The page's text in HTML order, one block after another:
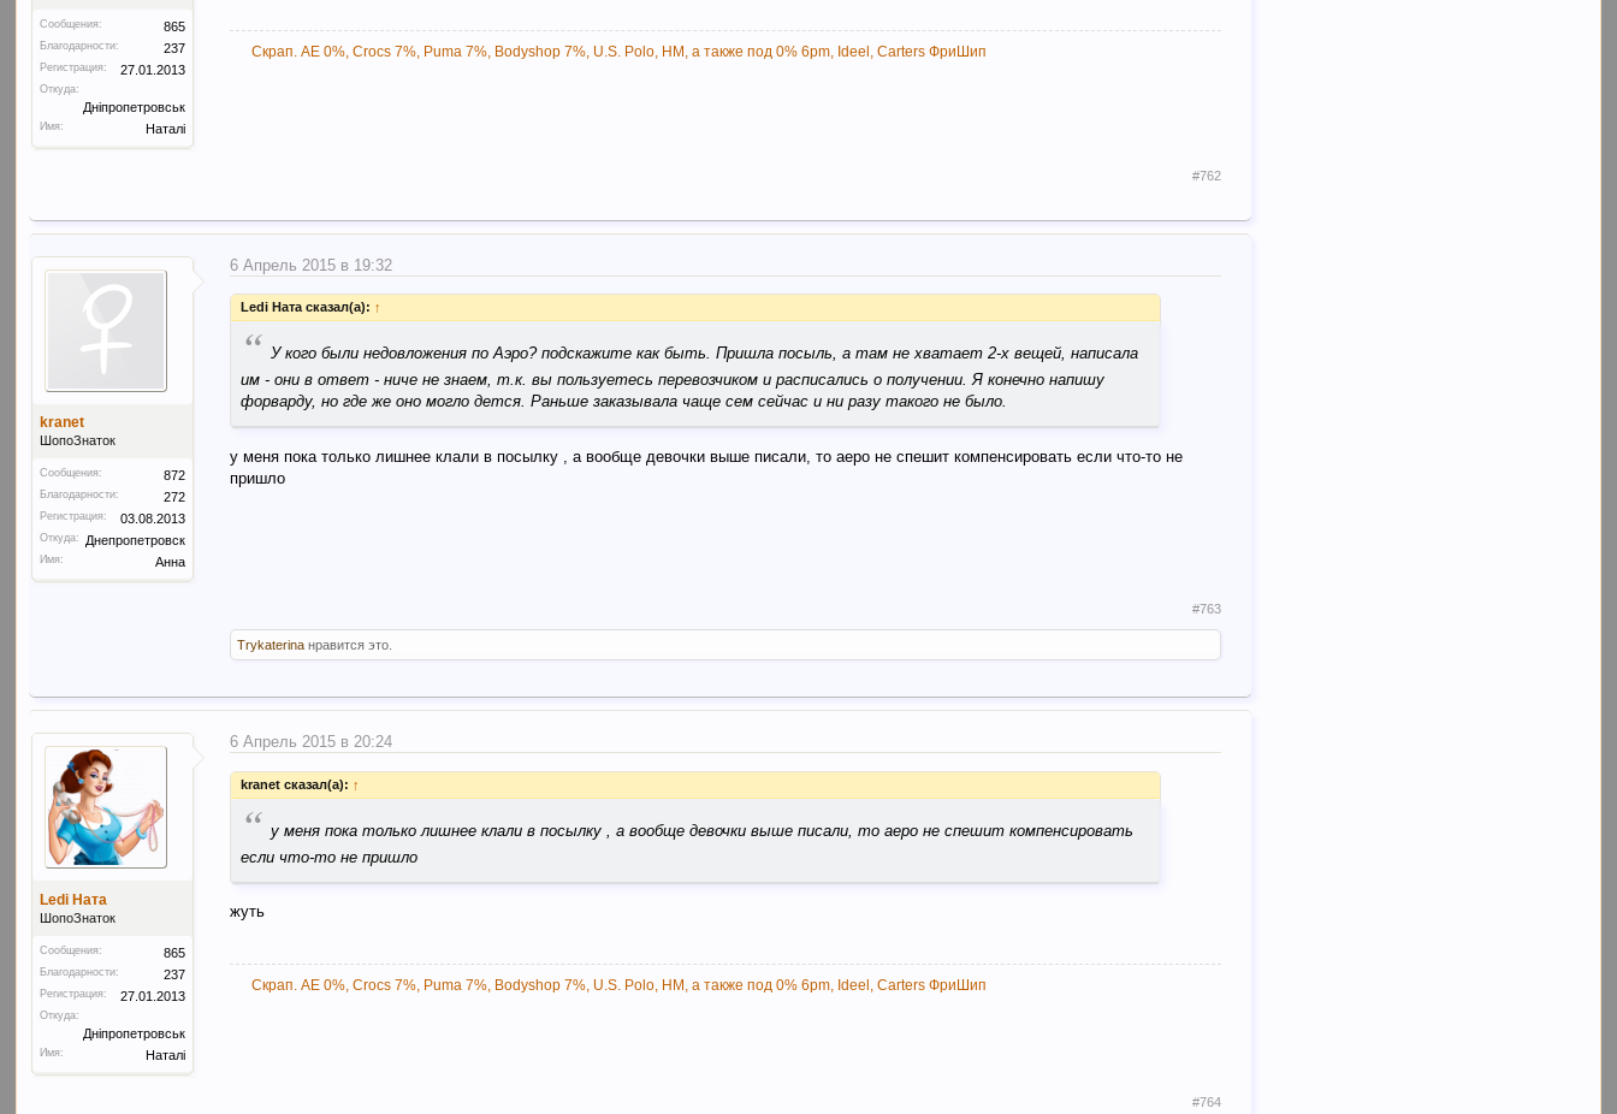
Сообщения: 865
Благодарности: 237
Регистрация: 27.01.2013
Откуда:
Дніпропетровськ
Имя: Наталі
Скрап. AE 0%, Crocs 7%, Puma 7%, Bodyshop 7%, U.S. Polo, НМ, а также под 0% 6pm, Ideel, Carters ФриШип
#762
kranet
ШопоЗнаток
Сообщения: 872
Благодарности: 272
Регистрация: 03.08.2013
Откуда: Днепропетровск
Имя: Анна
6 Апрель 2015 в 19:32
Ledi Ната сказал(а): ↑
“ У кого были недовложения по Аэро? подскажите как быть. Пришла посыль, а там не хватает 2-х вещей, написала
им - они в ответ - ниче не знаем, т.к. вы пользуетесь перевозчиком и расписались о получении. Я конечно напишу
форварду, но где же оно могло дется. Раньше заказывала чаще сем сейчас и ни разу такого не было.
у меня пока только лишнее клали в посылку , а вообще девочки выше писали, то аеро не спешит компенсировать если что-то не
пришло
#763
Trykaterina нравится это.
Ledi Ната
ШопоЗнаток
Сообщения: 865
Благодарности: 237
Регистрация: 27.01.2013
Откуда:
Дніпропетровськ
Имя: Наталі
6 Апрель 2015 в 20:24
kranet сказал(а): ↑
“ у меня пока только лишнее клали в посылку , а вообще девочки выше писали, то аеро не спешит компенсировать
если что-то не пришло
жуть
Скрап. AE 0%, Crocs 7%, Puma 7%, Bodyshop 7%, U.S. Polo, НМ, а также под 0% 6pm, Ideel, Carters ФриШип
#764